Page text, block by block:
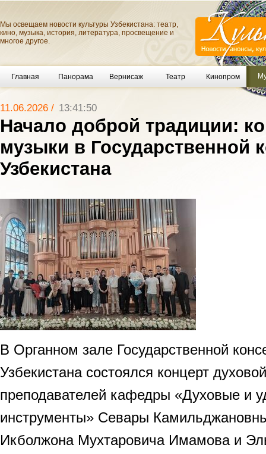
Мы освещаем новости культуры Узбекистана: театр,
кино, музыка, история, литература, просвещение и
многое другое.
Главная Панорама Вернисаж Театр Кинопром
11.06.2026 / 13:41:50
Начало доброй традиции:
музыки в Государственной
Узбекистана
В Органном зале Государственной
Узбекистана состоялся концерт
преподавателей кафедры «Духовые и
инструменты» Севары
Икболжона Мухтаровича Имамова и